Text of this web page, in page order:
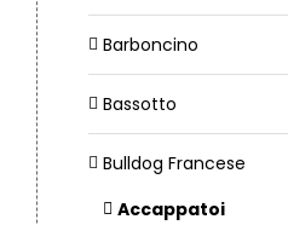
Barboncino
Bassotto
Bulldog Francese
Accappatoi